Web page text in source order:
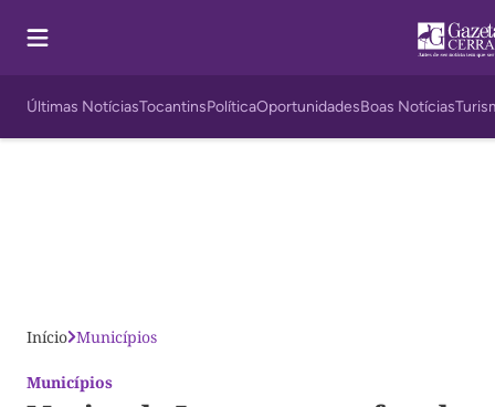
Últimas NotíciasTocantinsPolíticaOportunidadesBoas Notícias
Início Municípios
Municípios